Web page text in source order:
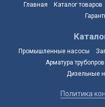
Главная Каталог товаров
Промышленные насосы
Арматура
Дизельные
Политика